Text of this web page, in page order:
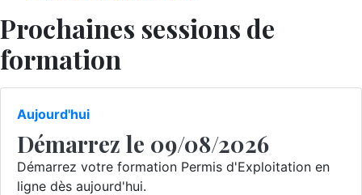
Prochaines sessions de
formation
Aujourd'hui
Démarrez le 09/08/2026
Démarrez votre formation Permis d'Exploitation en
ligne dès aujourd'hui.